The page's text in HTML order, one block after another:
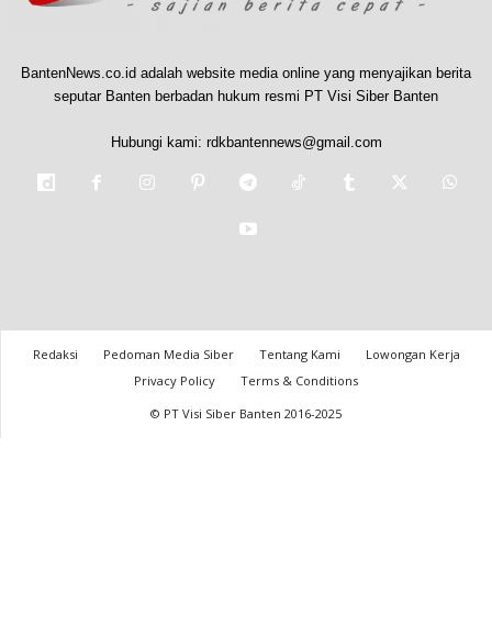
BantenNews.co.id adalah website media online yang menyajikan berita
seputar Banten berbadan hukum resmi PT Visi Siber Banten
Hubungi kami: rdkbantennews@gmail.com
Redaksi Pedoman Media Siber Tentang Kami
Lowongan Kerja
Privacy Policy
Terms & Conditions
© PT Visi Siber Banten 2016-2025